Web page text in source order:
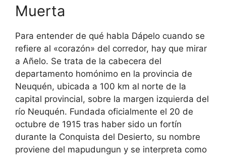
Muerta
Para entender de qué habla Dápelo cuando se
refiere al «corazón» del corredor, hay que mirar
a Añelo. Se trata de la cabecera del
departamento homónimo en la provincia de
Neuquén, ubicada a 100 km al norte de la
capital provincial, sobre la margen izquierda del
río Neuquén. Fundada oficialmente el 20 de
octubre de 1915 tras haber sido un fortín
durante la Conquista del Desierto, su nombre
proviene del mapudungun y se interpreta como